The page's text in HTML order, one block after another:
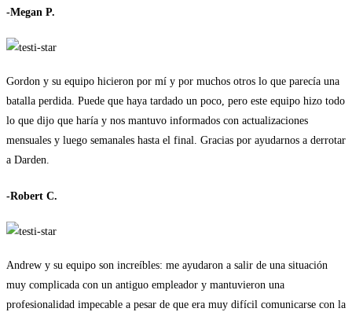
-Megan P.
Gordon y su equipo hicieron por mí y por muchos otros lo que parecía una
batalla perdida. Puede que haya tardado un poco, pero este equipo hizo todo
lo que dijo que haría y nos mantuvo informados con actualizaciones
mensuales y luego semanales hasta el final. Gracias por ayudarnos a derrotar
a Darden.
-Robert C.
Andrew y su equipo son increíbles: me ayudaron a salir de una situación
muy complicada con un antiguo empleador y mantuvieron una
profesionalidad impecable a pesar de que era muy difícil comunicarse con la